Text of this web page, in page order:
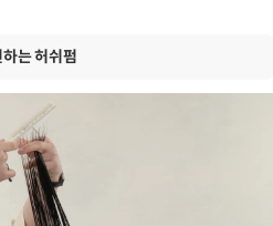
는 허쉬펌